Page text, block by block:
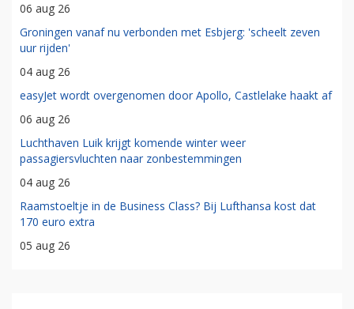
06 aug 26
Groningen vanaf nu verbonden met Esbjerg: 'scheelt zeven
uur rijden'
04 aug 26
easyJet wordt overgenomen door Apollo, Castlelake haakt af
06 aug 26
Luchthaven Luik krijgt komende winter weer
passagiersvluchten naar zonbestemmingen
04 aug 26
Raamstoeltje in de Business Class? Bij Lufthansa kost dat
170 euro extra
05 aug 26